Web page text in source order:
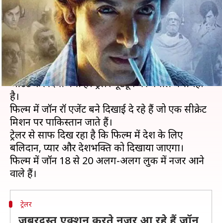
देगा ट्रेलर
लेखन स्वाति पाण्डेय Mar 04, 2019 04:36 pm
क्या है खबर?
अभिनेता जॉन अब्राहम की फिल्म 'रॉ' का ट्रेलर सोमवार को
ऑउट कर दिया गया है। ट्रेलर यूट्यूब पर धमाल मचा रहा
है।
फिल्म में जॉन रॉ एजेंट बने दिखाई दे रहे हैं जो एक सीक्रेट
मिशन पर पाकिस्तान जाते हैं।
ट्रेलर से साफ दिख रहा है कि फिल्म में देश के लिए
बलिदान, प्यार और देशभक्ति को दिखाया जाएगा।
फिल्म में जॉन 18 से 20 अलग-अलग लुक में नजर आने
ट्रेलर
जबरदस्त एक्शन करते नज़र आ रहे हैं जॉन